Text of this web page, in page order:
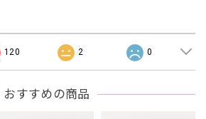
120 2 0
おすすめの商品